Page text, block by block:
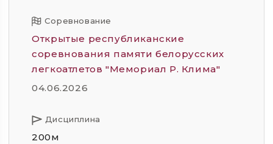
Соревнование
Открытые республиканские
соревнования памяти белорусских
легкоатлетов "Мемориал Р. Клима"
04.06.2026
Дисциплина
200м